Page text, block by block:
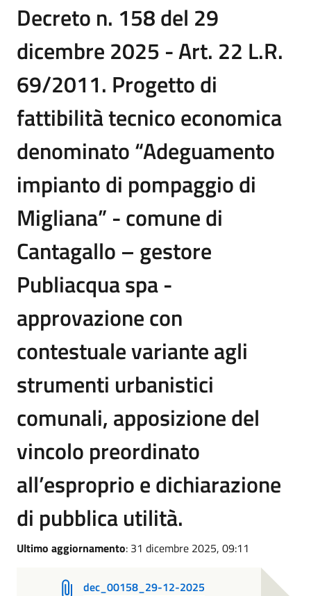
Decreto n. 158 del 29
dicembre 2025 - Art. 22 L.R.
69/2011. Progetto di
fattibilità tecnico economica
denominato “Adeguamento
impianto di pompaggio di
Migliana” - comune di
Cantagallo – gestore
Publiacqua spa -
approvazione con
contestuale variante agli
strumenti urbanistici
comunali, apposizione del
vincolo preordinato
all’esproprio e dichiarazione
di pubblica utilità.
Ultimo aggiornamento: 31 dicembre 2025, 09:11
dec_00158_29-12-2025